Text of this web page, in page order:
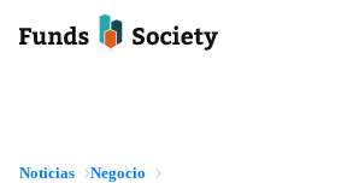
Noticias Negocio